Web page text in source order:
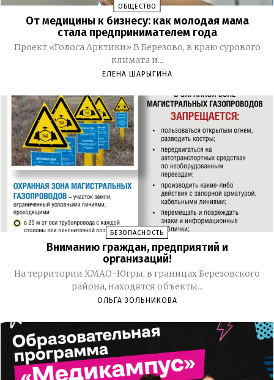
ОБЩЕСТВО
От медицины к бизнесу: как молодая мама
стала предпринимателем года
Проект «Голоса Арктики» В Березово, в краю сурового
климата и...
ЕЛЕНА ШАРЫГИНА
БЕЗОПАСНОСТЬ
Вниманию граждан, предприятий и
организаций!
На территории ХМАО-Югры, в границах Березовского
района, находятся объекты...
ОЛЬГА ЗОЛЬНИКОВА